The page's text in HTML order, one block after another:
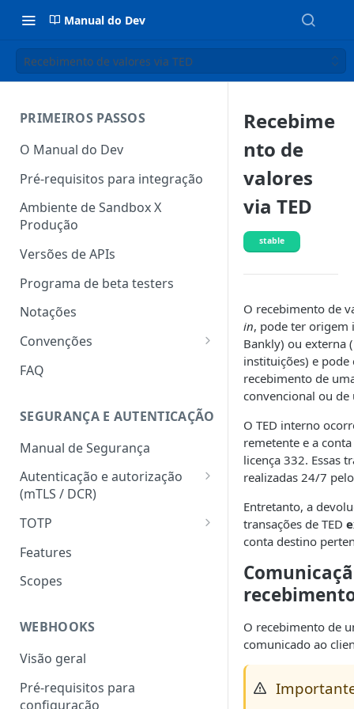
Manual do Dev
Recebimento de valores via TED
PRIMEIROS PASSOS
O Manual do Dev
Pré-requisitos para integração
Ambiente de Sandbox X
Produção
Versões de APIs
Programa de beta testers
Notações
Convenções
HATEOAS
(Idempotency-key)
Status codes
Erros
FAQ
SEGURANÇA E AUTENTICAÇÃO
Manual de Segurança
Autenticação e autorização
(mTLS / DCR)
Token para gerar certificado
Registro dinâmico de client
(autenticação com mTLS)
TOTP
Geração do hash e do código
Validação do hash e do código
Features
Scopes
WEBHOOKS
Visão geral
Pré-requisitos para
configuração
Recebime
nto de
valores
via TED
stable
O recebimento de
in, pode ter origem
Bankly) ou externa
instituições) e pode
recebimento de
convencional ou de
O TED interno
remetente e a
licença 332. Essas
realizadas 24/7
Entretanto, a
transações de TED
conta destino
O recebimento de
comunicado ao